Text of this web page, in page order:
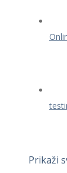
Prikaži